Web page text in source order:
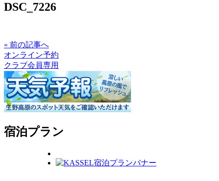
DSC_7226
« 前の記事へ
オンライン予約
クラブ会員専用
宿泊プラン